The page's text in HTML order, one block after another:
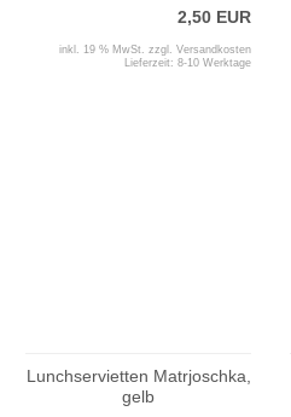
2,50 EUR
inkl. 19 % MwSt. zzgl. Versandkosten
Lieferzeit: 8-10 Werktage
Lunchservietten Matrjoschka,
gelb